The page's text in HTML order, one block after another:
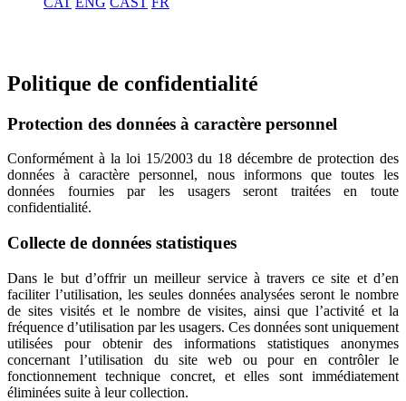
Politique de confidentialité
Protection des données à caractère personnel
Conformément à la loi 15/2003 du 18 décembre de protection des
données à caractère personnel, nous informons que toutes les
données fournies par les usagers seront traitées en toute
confidentialité.
Collecte de données statistiques
Dans le but d’offrir un meilleur service à travers ce site et d’en
faciliter l’utilisation, les seules données analysées seront le nombre
de sites visités et le nombre de visites, ainsi que l’activité et la
fréquence d’utilisation par les usagers. Ces données sont uniquement
utilisées pour obtenir des informations statistiques anonymes
concernant l’utilisation du site web ou pour en contrôler le
fonctionnement technique concret, et elles sont immédiatement
éliminées suite à leur collection.